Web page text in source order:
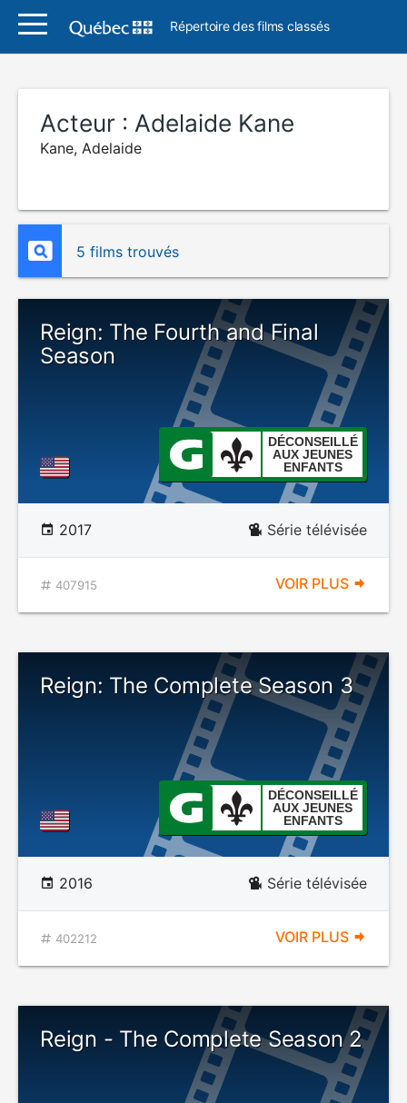
Répertoire des films classés
Acteur : Adelaide Kane
Kane, Adelaide
5 films trouvés
Reign: The Fourth and Final
Season
DÉCONSEILLÉ
AUX JEUNES
ENFANTS
2017 Série télévisée
407915 VOIR PLUS
Reign: The Complete Season 3
DÉCONSEILLÉ
AUX JEUNES
ENFANTS
2016 Série télévisée
402212 VOIR PLUS
Reign - The Complete Season 2